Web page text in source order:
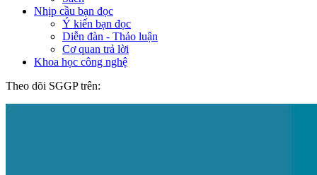
Nhịp cầu bạn đọc
Ý kiến bạn đọc
Diễn đàn - Thảo luận
Cơ quan trả lời
Khoa học công nghệ
Theo dõi SGGP trên: